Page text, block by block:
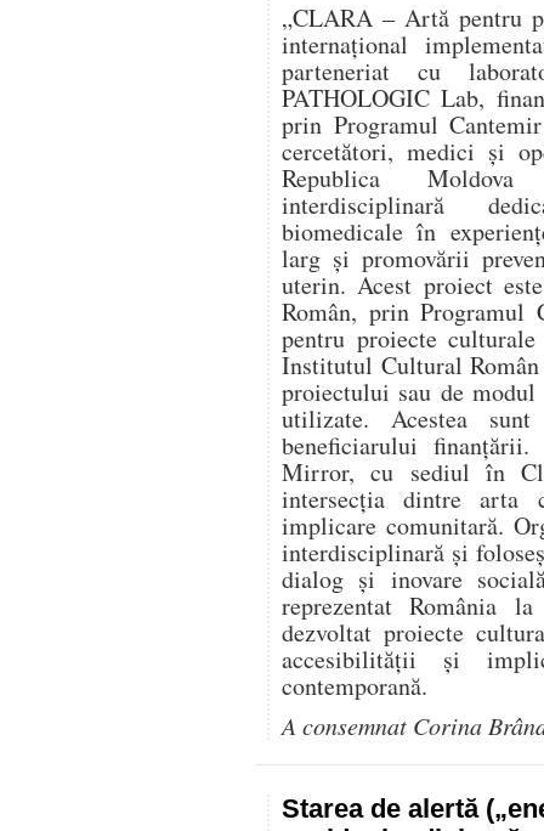
„CLARA – Artă pentru
internațional
parteneriat cu
PATHOLOGIC Lab,
prin Programul
cercetători, medici și
Republica
interdisciplinară
biomedicale în
larg și promovării
uterin. Acest proiect
Român, prin Programul
pentru proiecte
Institutul Cultural
proiectului sau de
utilizate. Acestea
beneficiarului
Mirror, cu sediul în
intersecția dintre arta
implicare comunitară.
interdisciplinară și
dialog și inovare
reprezentat România
dezvoltat proiecte
accesibilității și
contemporană.
A consemnat Corina
Starea de alertă